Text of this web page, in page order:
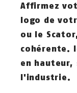
Affirmez
logo de
ou le
cohérente.
en hauteur,
l'industrie.